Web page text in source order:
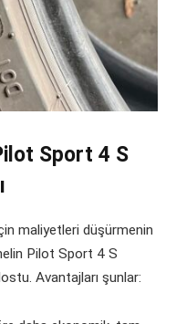
Sport 4 S
maliyetleri düşürmenin
Pilot Sport 4 S
Avantajları şunlar: